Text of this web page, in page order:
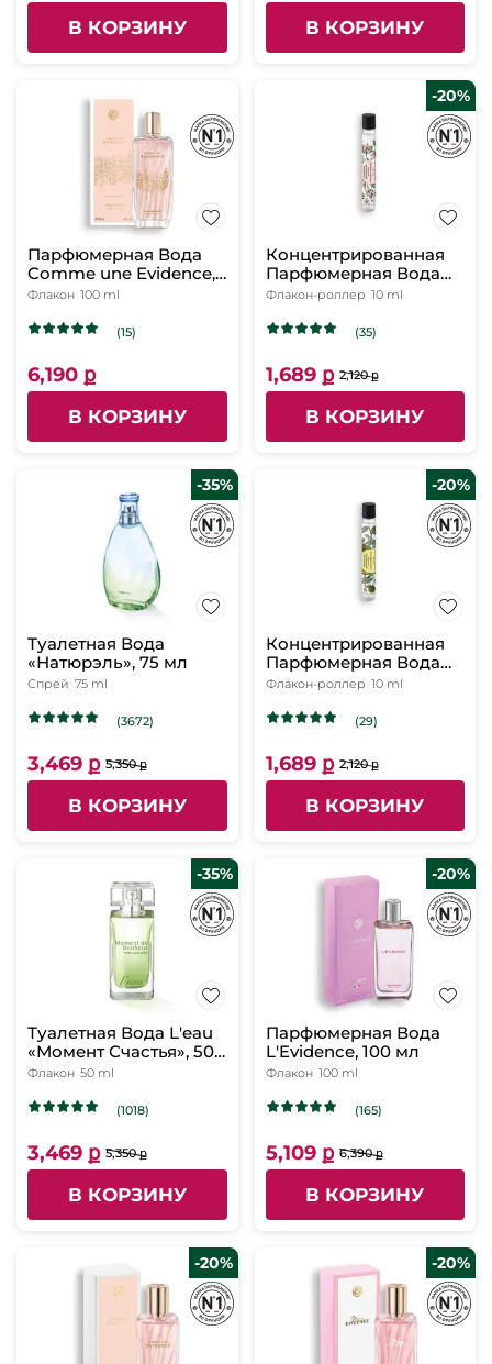
В КОРЗИНУ В КОРЗИНУ
Парфюмерная Вода
Comme une Evidence,
лимитированное
Флакон 100 ml
(15)
6,190 ք
В КОРЗИНУ
-20%
Концентрированная
Парфюмерная Вода
Tendres Instants, 10 мл
Флакон-роллер 10 ml
(35)
1,689 ք 2,120 ք
В КОРЗИНУ
-35%
Туалетная Вода
«Натюрэль», 75 мл
Спрей 75 ml
(3672)
3,469 ք 5,350 ք
В КОРЗИНУ
-20%
Концентрированная
Парфюмерная Вода
Ondes Positives, 10 мл
Флакон-роллер 10 ml
(29)
1,689 ք 2,120 ք
В КОРЗИНУ
-35%
Туалетная Вода L'eau
«Момент Счастья», 50
мл
Флакон 50 ml
(1018)
3,469 ք 5,350 ք
В КОРЗИНУ
-20%
Парфюмерная Вода
L'Evidence, 100 мл
Флакон 100 ml
(165)
5,109 ք 6,390 ք
В КОРЗИНУ
-20% -20%